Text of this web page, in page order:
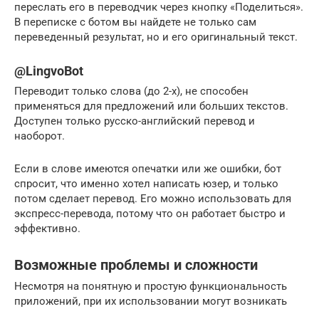
переслать его в переводчик через кнопку «Поделиться».
В переписке с ботом вы найдете не только сам
переведенный результат, но и его оригинальный текст.
@LingvoBot
Переводит только слова (до 2-х), не способен
применяться для предложений или больших текстов.
Доступен только русско-английский перевод и
наоборот.
Если в слове имеются опечатки или же ошибки, бот
спросит, что именно хотел написать юзер, и только
потом сделает перевод. Его можно использовать для
экспресс-перевода, потому что он работает быстро и
эффективно.
Возможные проблемы и сложности
Несмотря на понятную и простую функциональность
приложений, при их использовании могут возникать